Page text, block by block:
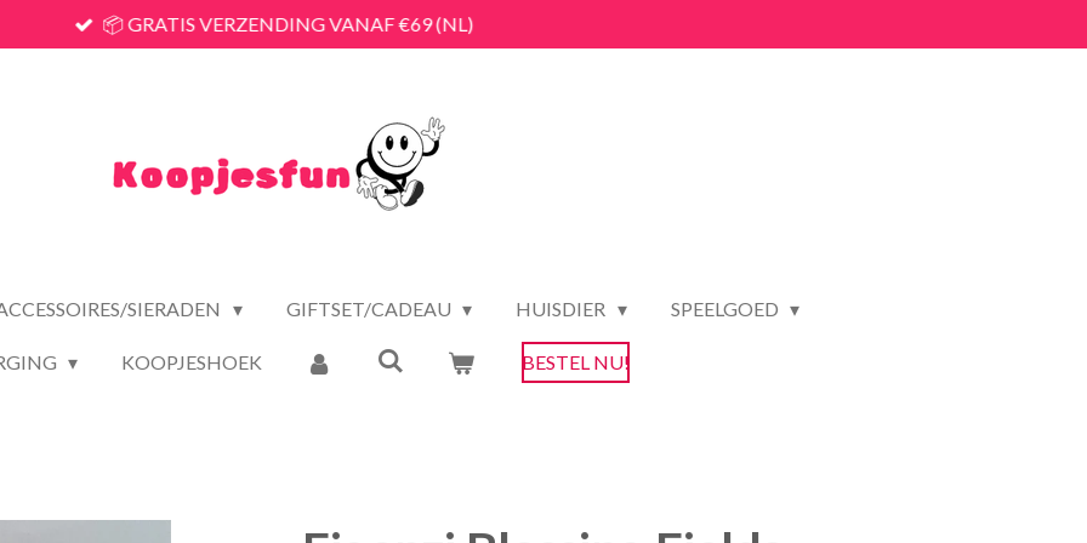
📦 GRATIS VERZENDING VANAF €69 (NL)
SIERADEN GIFTSET/CADEAU HUISDIER SPEELGOED
KOOPJESHOEK BESTEL NU!